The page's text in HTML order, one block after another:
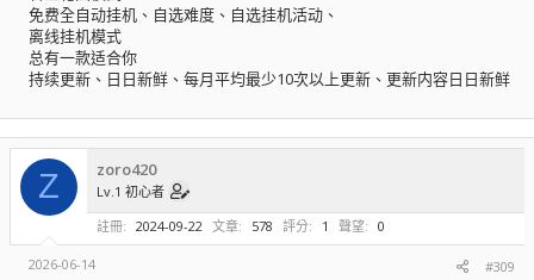
免费全自动挂机、自选难度、自选挂机活动、
离线挂机模式
总有一款适合你
持续更新、日日新鲜、每月平均最少10次以上更新、更新内容日日新鲜
Z zoro420
Lv.1 初心者
註冊
2024-09-22 文章 578 評分 1 聲望 0
2026-06-14 #309